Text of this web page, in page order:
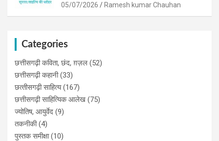
05/07/2026 Ramesh kumar Chauhan
Categories
छत्तीसगढ़ी कविता, छंद, ग़ज़ल (52)
छत्तीसगढ़ी कहानी(33)
छत्‍तीसगढ़ी साहित्‍य(167)
छत्तीसगढ़ी साहित्यिक आलेख (75)
ज्योतिष, आयुर्वेद (9)
तकनीकी(4)
पुस्‍तक समीक्षा(10)